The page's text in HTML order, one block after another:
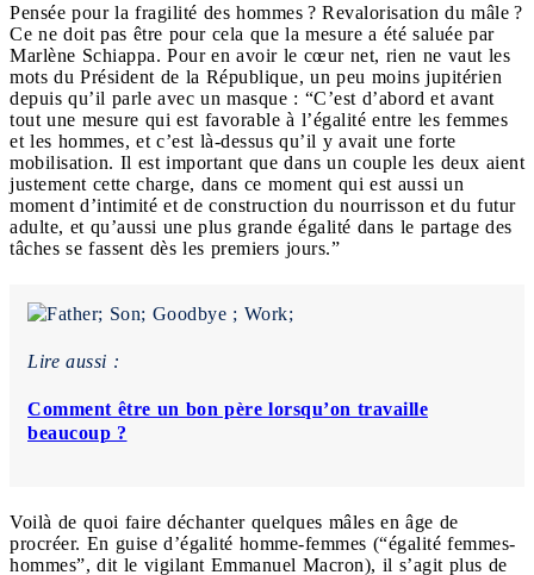
Pensée pour la fragilité des hommes ? Revalorisation du mâle ?
Ce ne doit pas être pour cela que la mesure a été saluée par
Marlène Schiappa. Pour en avoir le cœur net, rien ne vaut les
mots du Président de la République, un peu moins jupitérien
depuis qu’il parle avec un masque : “C’est d’abord et avant
tout une mesure qui est favorable à l’égalité entre les femmes
et les hommes, et c’est là-dessus qu’il y avait une forte
mobilisation. Il est important que dans un couple les deux aient
justement cette charge, dans ce moment qui est aussi un
moment d’intimité et de construction du nourrisson et du futur
adulte, et qu’aussi une plus grande égalité dans le partage des
tâches se fassent dès les premiers jours.”
Lire aussi :
Comment être un bon père lorsqu’on travaille
beaucoup ?
Voilà de quoi faire déchanter quelques mâles en âge de
procréer. En guise d’égalité homme-femmes (“égalité femmes-
hommes”, dit le vigilant Emmanuel Macron), il s’agit plus de